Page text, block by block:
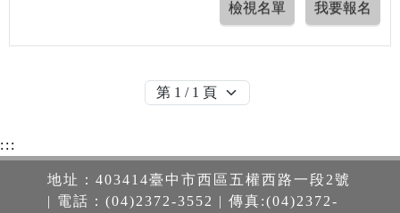
:::
地址：403414臺中市西區五權西路一段2號
| 電話：(04)2372-3552 | 傳真:(04)2372-